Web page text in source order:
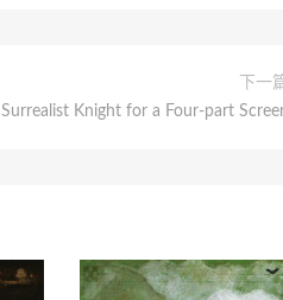
下一
Surrealist Knight for a Four-part